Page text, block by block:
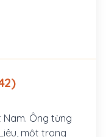
1942)
Ông từng
một trong